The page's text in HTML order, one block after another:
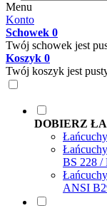
Menu
Konto
Schowek 0
Twój schowek jest
Koszyk 0
Twój koszyk jest
DOBIERZ
BS 228 /
ANSI